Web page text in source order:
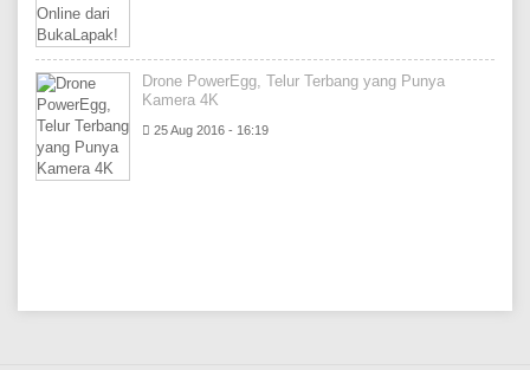
Drone PowerEgg, Telur Terbang yang Punya
Kamera 4K
25 Aug 2016 - 16:19